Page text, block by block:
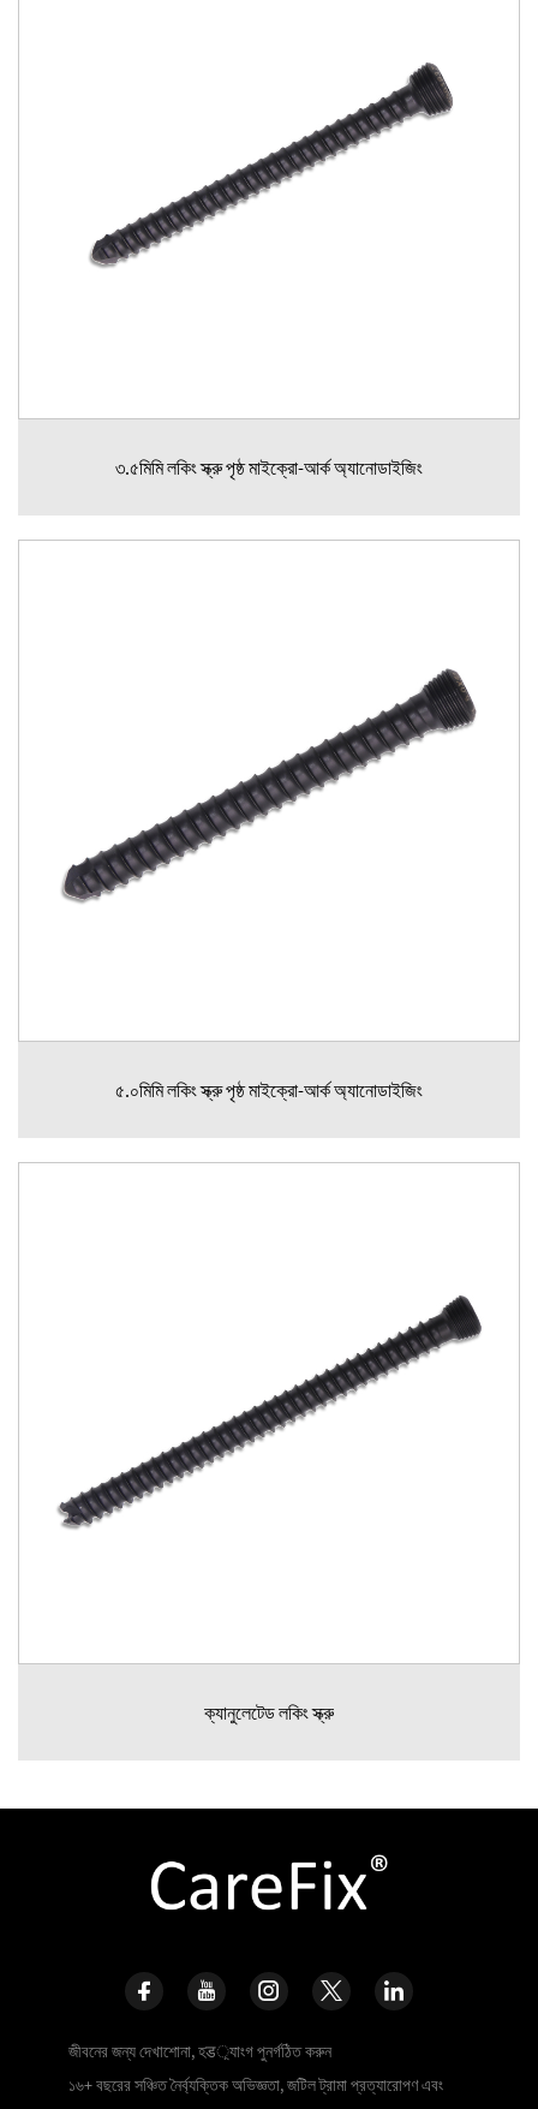
৩.৫মিমি লকিং স্ক্রু পৃষ্ঠ মাইক্রো-আর্ক অ্যানোডাইজিং
৫.০মিমি লকিং স্ক্রু পৃষ্ঠ মাইক্রো-আর্ক অ্যানোডাইজিং
ক্যানুলেটেড লকিং স্ক্রু
জীবনের জন্য দেখাশোনা, হड়্যাংগ পুনর্গঠিত করুন
১৬+ বছরের সঞ্চিত নৈর্ব্যক্তিক অভিজ্ঞতা, জটিল ট্রামা প্রত্যারোপণ এবং